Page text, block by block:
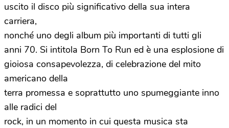
uscito il disco più significativo della sua intera
carriera,
nonché uno degli album più importanti di tutti gli
anni 70. Si intitola Born To Run ed è una esplosione di
gioiosa consapevolezza, di celebrazione del mito
americano della
terra promessa e soprattutto uno spumeggiante inno
alle radici del
rock, in un momento in cui questa musica sta